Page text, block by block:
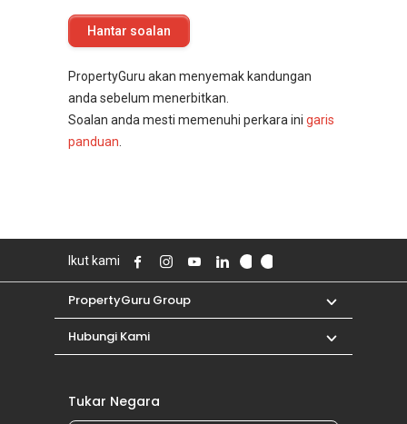
PropertyGuru akan menyemak kandungan
anda sebelum menerbitkan.
Soalan anda mesti memenuhi perkara ini garis
panduan
Ikut kami
PropertyGuru Group
Hubungi Kami
Tukar Negara